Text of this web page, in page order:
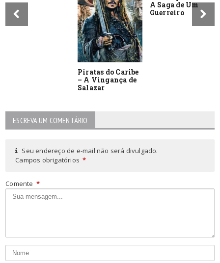
Piratas do Caribe
– A Vingança de
Salazar
A Saga de Um
Guerreiro
ESCREVA UM COMENTÁRIO
Seu endereço de e-mail não será divulgado.
Campos obrigatórios *
Comente *